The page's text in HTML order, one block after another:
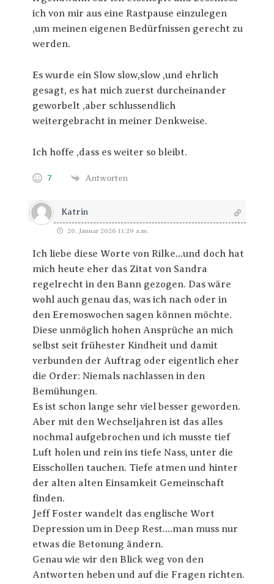
ich von mir aus eine Rastpause einzulegen
,um meinen eigenen Bedürfnissen gerecht zu
werden.
Es wurde ein Slow slow,slow ,und ehrlich
gesagt, es hat mich zuerst durcheinander
geworbelt ,aber schlussendlich
weitergebracht in meiner Denkweise.
Ich hoffe ,dass es weiter so bleibt.
7 Antworten
Katrin
20. Januar 2026 11:29 a.m.
Ich liebe diese Worte von Rilke…und doch hat
mich heute eher das Zitat von Sandra
regelrecht in den Bann gezogen. Das wäre
wohl auch genau das, was ich nach oder in
den Eremoswochen sagen können möchte.
Diese unmöglich hohen Ansprüche an mich
selbst seit frühester Kindheit und damit
verbunden der Auftrag oder eigentlich eher
die Order: Niemals nachlassen in den
Bemühungen.
Es ist schon lange sehr viel besser geworden.
Aber mit den Wechseljahren ist das alles
nochmal aufgebrochen und ich musste tief
Luft holen und rein ins tiefe Nass, unter die
Eisschollen tauchen. Tiefe atmen und hinter
der alten alten Einsamkeit Gemeinschaft
finden.
Jeff Foster wandelt das englische Wort
Depression um in Deep Rest….man muss nur
etwas die Betonung ändern.
Genau wie wir den Blick weg von den
Antworten heben und auf die Fragen richten.